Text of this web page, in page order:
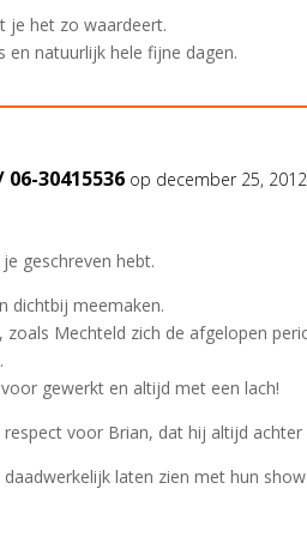
je het zo waardeert.
en natuurlijk hele fijne dagen.
30415536 op december 25,
geschreven hebt.
dichtbij meemaken.
zoals Mechteld zich de afgelopen
gewerkt en altijd met een lach!
voor Brian, dat hij altijd
laten zien met hun